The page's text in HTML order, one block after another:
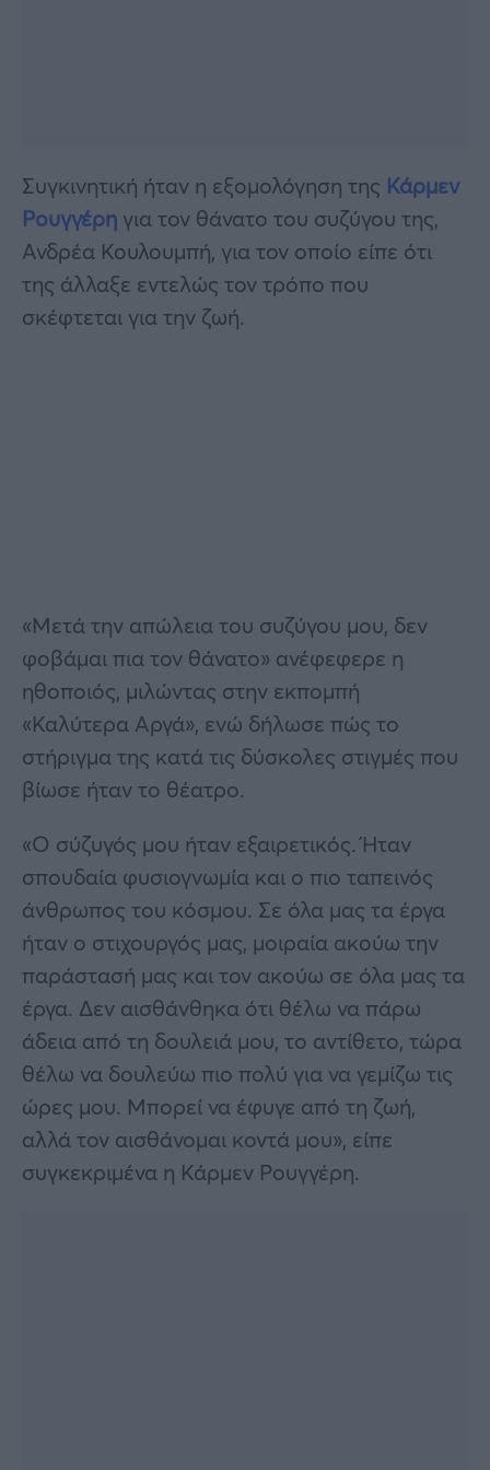
Συγκινητική ήταν η εξομολόγηση της Κάρμεν
Ρουγγέρη για τον θάνατο του συζύγου της,
Ανδρέα Κουλουμπή, για τον οποίο είπε ότι
της άλλαξε εντελώς τον τρόπο που
σκέφτεται για την ζωή.
«Μετά την απώλεια του συζύγου μου, δεν
φοβάμαι πια τον θάνατο» ανέφεφερε η
ηθοποιός, μιλώντας στην εκπομπή
«Καλύτερα Αργά», ενώ δήλωσε πώς το
στήριγμα της κατά τις δύσκολες στιγμές που
βίωσε ήταν το θέατρο.
«Ο σύζυγός μου ήταν εξαιρετικός. Ήταν
σπουδαία φυσιογνωμία και ο πιο ταπεινός
άνθρωπος του κόσμου. Σε όλα μας τα έργα
ήταν ο στιχουργός μας, μοιραία ακούω την
παράστασή μας και τον ακούω σε όλα μας τα
έργα. Δεν αισθάνθηκα ότι θέλω να πάρω
άδεια από τη δουλειά μου, το αντίθετο, τώρα
θέλω να δουλεύω πιο πολύ για να γεμίζω τις
ώρες μου. Μπορεί να έφυγε από τη ζωή,
αλλά τον αισθάνομαι κοντά μου», είπε
συγκεκριμένα η Κάρμεν Ρουγγέρη.